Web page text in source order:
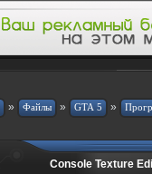
» » »
Console Texture